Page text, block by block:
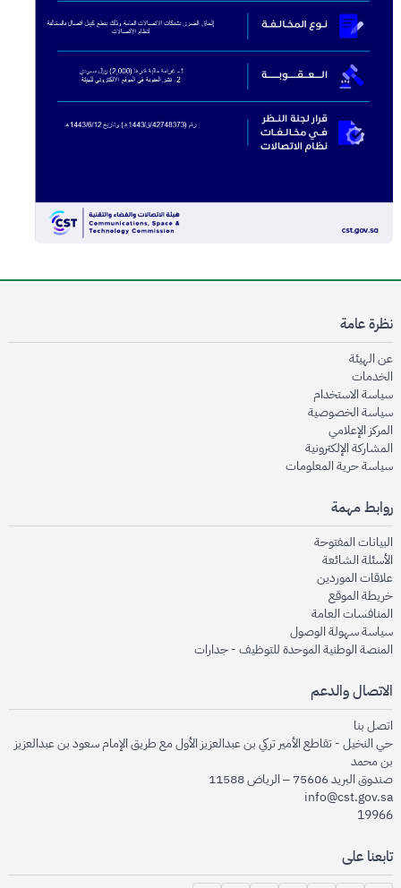
نظرة عامة
عن الهيئةopens in new window
الخدماتopens in new window
سياسة الاستخدام
سياسة الخصوصيةopens in new window
المركز الإعلاميopens in new window
المشاركة الإلكترونيةopens in new window
سياسة حرية المعلوماتopens in new window
روابط مهمة
البيانات المفتوحةopens in new window
الأسئلة الشائعةopens in new window
علاقات الموردينopens in new window
خريطة الموقعopens in new window
المنافسات العامةopens in new window
سياسة سهولة الوصولopens in new window
المنصة الوطنية الموحدة للتوظيف - جداراتopens in new window
الاتصال والدعم
اتصل بنا
حي النخيل - تقاطع الأمير تركي بن عبدالعزيز الأول مع طريق الإمام سعود بن عبدالعزيز
بن محمد
صندوق البريد 75606 – الرياض 11588
info@cst.gov.sa
19966
تابعنا على